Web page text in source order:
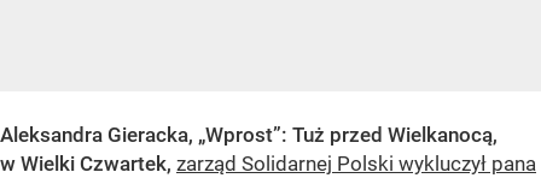
Aleksandra Gieracka, „Wprost”: Tuż przed Wielkanocą,
w Wielki Czwartek, zarząd Solidarnej Polski wykluczył pana